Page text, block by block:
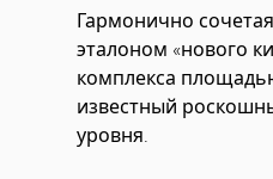
Гармонично
эталоном «нового
комплекса
известный
уровня.